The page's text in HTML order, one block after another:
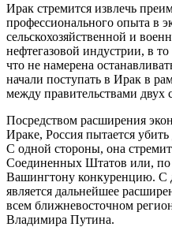
Ирак стремится извлечь
профессионального опыта в
сельскохозяйственной и
нефтегазовой индустрии, в
что не намерена
начали поступать в Ирак в
между правительствами двух
Посредством расширения
Ираке, Россия пытается
С одной стороны, она
Соединенных Штатов или, по
Вашингтону конкуренцию. С
является дальнейшее
всем ближневосточном
Владимира Путина.